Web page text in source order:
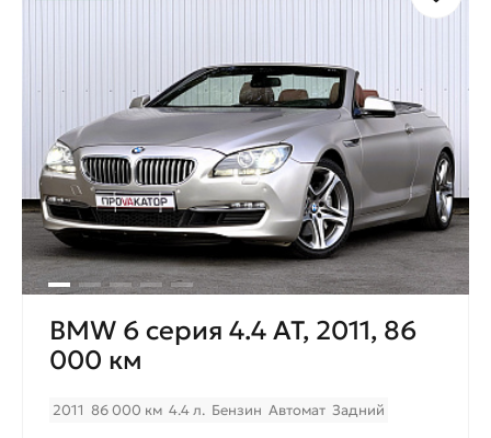
BMW 6 серия 4.4 AT, 2011, 86
000 км
2011 86 000 км 4.4 л. Бензин Автомат Задний